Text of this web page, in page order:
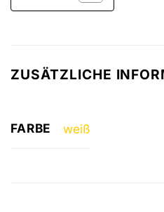
ZUSÄTZLICHE
FARBE weiß